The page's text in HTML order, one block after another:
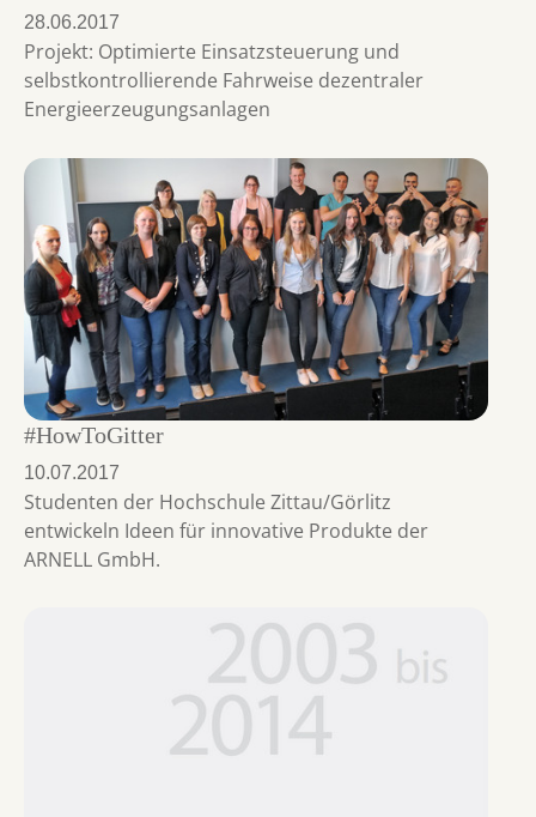
28.06.2017
Projekt: Optimierte Einsatzsteuerung und
selbstkontrollierende Fahrweise dezentraler
Energieerzeugungsanlagen
#HowToGitter
10.07.2017
Studenten der Hochschule Zittau/Görlitz
entwickeln Ideen für innovative Produkte der
ARNELL GmbH.